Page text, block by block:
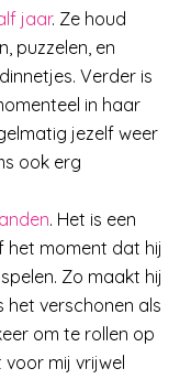
jaar. Ze houd
puzzelen, en
Verder is
in haar
jezelf weer
ook erg
. Het is een
moment dat hij
Zo maakt hij
het verschonen als
om te rollen op
mij vrijwel